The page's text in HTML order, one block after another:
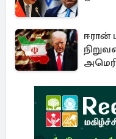
ஈரான்